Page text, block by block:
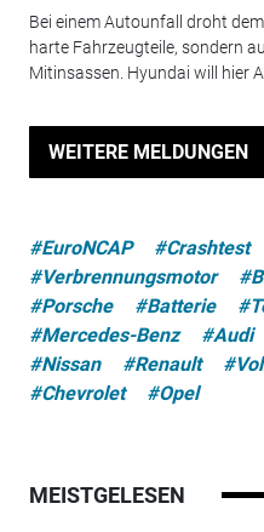
Bei einem Autounfall droht
harte Fahrzeugteile, sondern
Mitinsassen. Hyundai will hier
WEITERE MELDUNGEN
#EuroNCAP #Crashtest
#Verbrennungsmotor
#Porsche
#Batterie
#Mercedes-Benz
#Audi
#Nissan
#Renault
#Chevrolet
#Opel
MEISTGELESEN